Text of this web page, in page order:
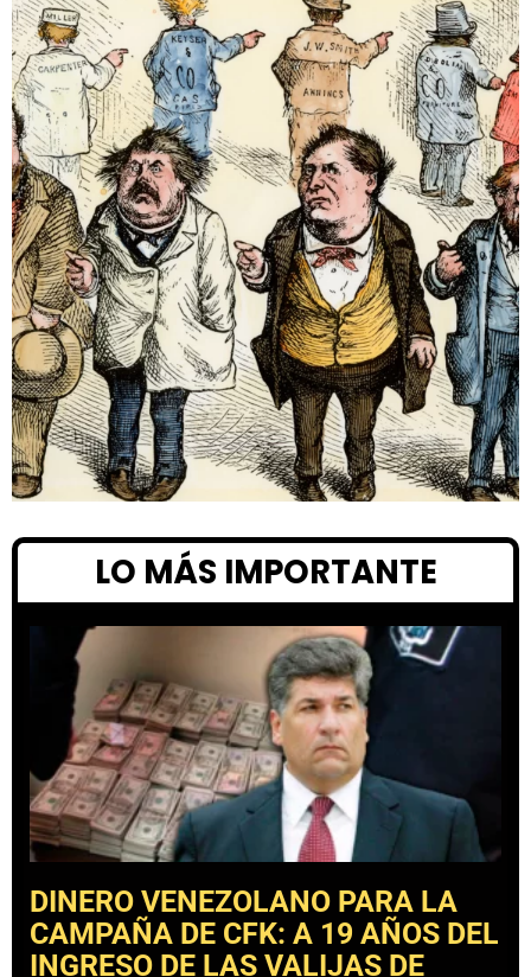
LO MÁS IMPORTANTE
DINERO VENEZOLANO PARA LA
CAMPAÑA DE CFK: A 19 AÑOS DEL
INGRESO DE LAS VALIJAS DE